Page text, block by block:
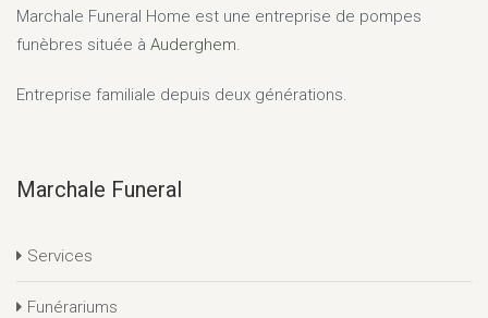
Marchale Funeral Home est une entreprise de pompes
funèbres située à Auderghem.
Entreprise familiale depuis deux générations.
Marchale Funeral
Services
Funérariums